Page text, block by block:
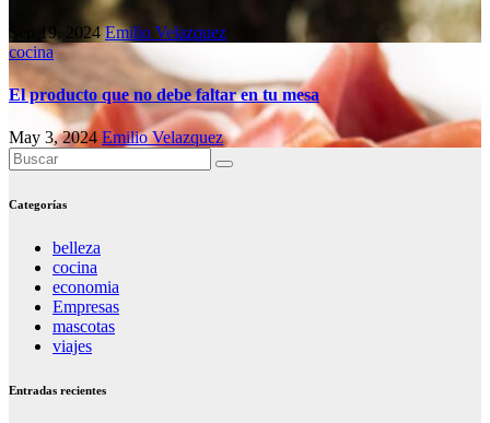
Sep 19, 2024Emilio Velazquez
cocina
El producto que no debe faltar en tu mesa
May 3, 2024 Emilio Velazquez
Categorías
belleza
cocina
economia
Empresas
mascotas
viajes
Entradas recientes